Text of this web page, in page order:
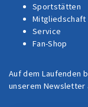
Sportstätten
Mitgliedschaft
Service
Fan-Shop
Auf dem Laufenden
unserem Newsletter